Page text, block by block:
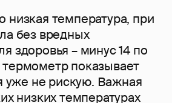
низкая температура, при
без вредных
здоровья – минус 14 по
показывает
уже не рискую. Важная
низких температурах